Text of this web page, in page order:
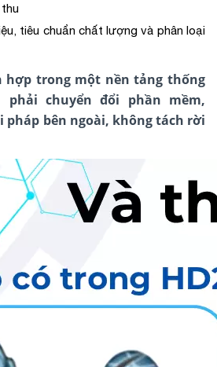
tiêu chuẩn chất lượng và phân loại
hợp trong một nền tảng thống
chuyển đổi phần mềm,
pháp bên ngoài, không tách rời